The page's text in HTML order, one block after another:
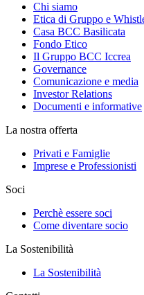
Chi siamo
Etica di Gruppo e
Casa BCC Basilicata
Fondo Etico
Il Gruppo BCC Iccrea
Governance
Comunicazione e media
Investor Relations
Documenti e informative
La nostra offerta
Privati e Famiglie
Imprese e Professionisti
Soci
Perchè essere soci
Come diventare socio
La Sostenibilità
La Sostenibilità